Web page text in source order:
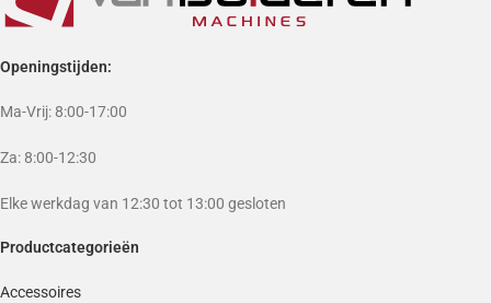
Openingstijden:
Ma-Vrij: 8:00-17:00
Za: 8:00-12:30
Elke werkdag van 12:30 tot 13:00 gesloten
Productcategorieën
Accessoires